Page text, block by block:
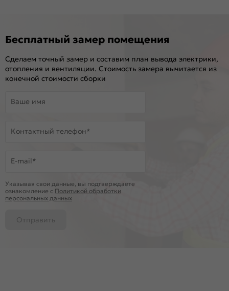
Бесплатный замер помещения
Сделаем точный замер и составим план вывода электрики,
отопления и вентиляции. Стоимость замера вычитается из
конечной стоимости сборки
Ваше имя
Контактный телефон*
E-mail*
Указывая свои данные, вы подтверждаете
ознакомление c Политикой обработки
персональных данных
Отправить